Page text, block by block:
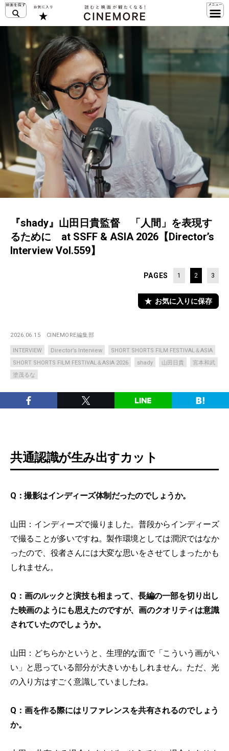
『shady』山田日貴監督 「人間」を表現す
るために at SSFF & ASIA 2026【Director’s
Interview Vol.559】
PAGES 1 2 3
お気に入りに保存
2026.06.15 CINEMORE編集部
INTERVIEW Director’s Interview
SHORT SHORTS FILM FESTIVAL＆ASIA
SHORT SHORTS FILM FESTIVAL＆ASIA 2026
shady 山田日貴
宮本和武
塗茂るな
共通認識が生み出すカット
Q：撮影はインディーズ体制だったのでしょうか。
山田：インディーズで撮りました。普段からインディーズ
で撮ることが多いですね。製作環境としては潤沢ではなか
ったので、役者さんには大変な思いをさせてしまったかも
しれません。
Q：画のルックと演技も相まって、長編の一部を切り出し
た映画のようにも思えたのですが、画のクオリティは意識
されていたのでしょうか。
山田：どちらかというと、生理的な面で「こういう画がい
い」と思っている部分が大きいかもしれません。ただ、光
の入り方はすごく意識していましたね。
Q：画を作る際にはリファレンスを共有されるのでしょう
か。